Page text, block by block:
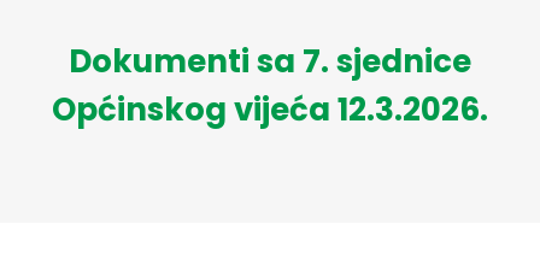
Dokumenti sa 7. sjednice
Općinskog vijeća 12.3.2026.